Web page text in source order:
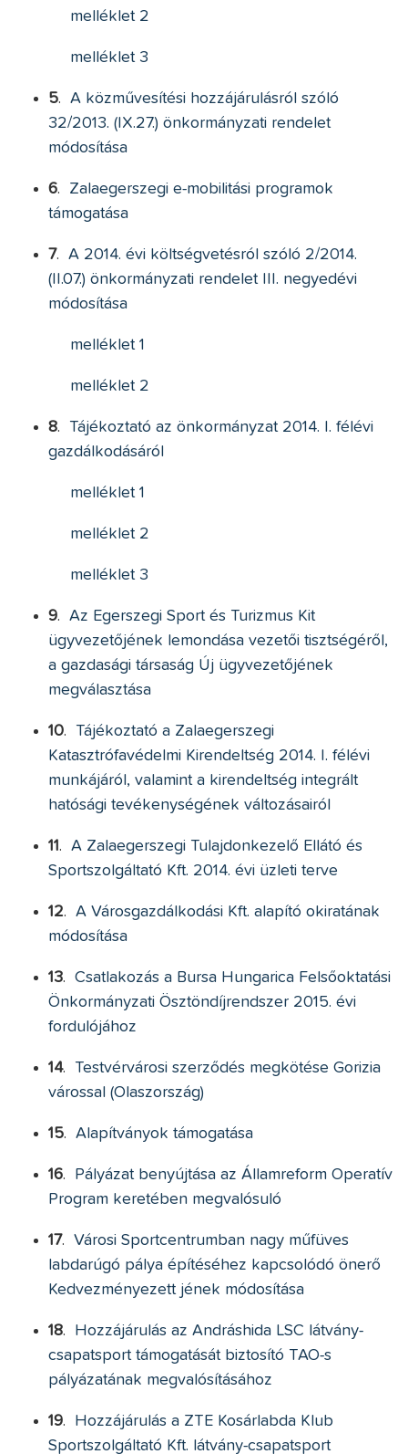
melléklet 2
melléklet 3
5.
A közművesítési hozzájárulásról szóló
32/2013. (IX.27.) önkormányzati rendelet
módosítása
6.
Zalaegerszegi e-mobilitási programok
támogatása
7.
A 2014. évi költségvetésról szóló 2/2014.
(II.07.) önkormányzati rendelet III. negyedévi
módosítása
melléklet 1
melléklet 2
8.
Tájékoztató az önkormányzat 2014. I. félévi
gazdálkodásáról
melléklet 1
melléklet 2
melléklet 3
9.
Az Egerszegi Sport és Turizmus Kit
ügyvezetőjének lemondása vezetői tisztségéről,
a gazdasági társaság Új ügyvezetőjének
megválasztása
10.
Tájékoztató a Zalaegerszegi
Katasztrófavédelmi Kirendeltség 2014. I. félévi
munkájáról, valamint a kirendeltség integrált
hatósági tevékenységének változásairól
11.
A Zalaegerszegi Tulajdonkezelő Ellátó és
Sportszolgáltató Kft. 2014. évi üzleti terve
12.
A Városgazdálkodási Kft. alapító okiratának
módosítása
13.
Csatlakozás a Bursa Hungarica Felsőoktatási
Önkormányzati Ösztöndíjrendszer 2015. évi
fordulójához
14.
Testvérvárosi szerződés megkötése Gorizia
várossal (Olaszország)
15. Alapítványok támogatása
16.
Pályázat benyújtása az Államreform Operatív
Program keretében megvalósuló
17.
Városi Sportcentrumban nagy műfüves
labdarúgó pálya építéséhez kapcsolódó önerő
Kedvezményezett jének módosítása
18.
Hozzájárulás az Andráshida LSC látvány-
csapatsport támogatását biztosító TAO-s
pályázatának megvalósításához
19.
Hozzájárulás a ZTE Kosárlabda Klub
Sportszolgáltató Kft. látvány-csapatsport